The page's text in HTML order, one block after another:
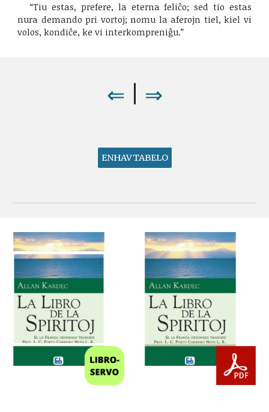
“Tiu estas, prefere, la eterna feliĉo; sed tio estas
nura demando pri vortoj; nomu la aferojn tiel, kiel vi
volos, kondiĉe, ke vi interkompreniĝu.”
⇐ ⇒
ENHAVTABELO